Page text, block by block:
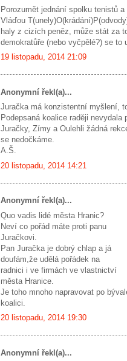
Porozumět jednání spolku tenistů
Vláďou
haly z cizích peněz, může stát za
demokratůře (nebo vyčpělé?) se to
19 listopadu, 2014 21:09
Anonymní řekl(a)...
Juračka má konzistentní myšlení,
Podepsaná koalice raději
Juračky, Zímy a Oulehli žádná
se nedočkáme.
A.Š.
20 listopadu, 2014 14:21
Anonymní řekl(a)...
Quo vadis lidé města Hranic?
Neví co pořád máte proti panu
Juračkovi.
Pan Juračka je dobrý chlap a já
doufám,že udělá pořádek na
radnici i ve firmách ve vlastnictví
města Hranice.
Je toho mnoho napravovat po
koalici.
20 listopadu, 2014 19:30
Anonymní řekl(a)...